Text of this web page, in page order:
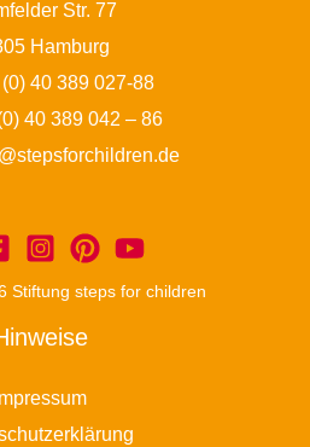
Str. 77
Hamburg
40 389 027-88
40 389 042 – 86
Stiftung steps for children